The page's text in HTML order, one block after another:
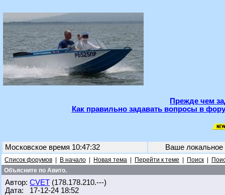
Прежде чем
Как правильно задавать вопросы в
Московское время 10:47:32 Ваше
Список форумов В начало Новая тема Перейти к теме Поиск
Объясните по Авито.
Автор: CVET (178.178.210.---)
Дата: 17-12-24 18:52